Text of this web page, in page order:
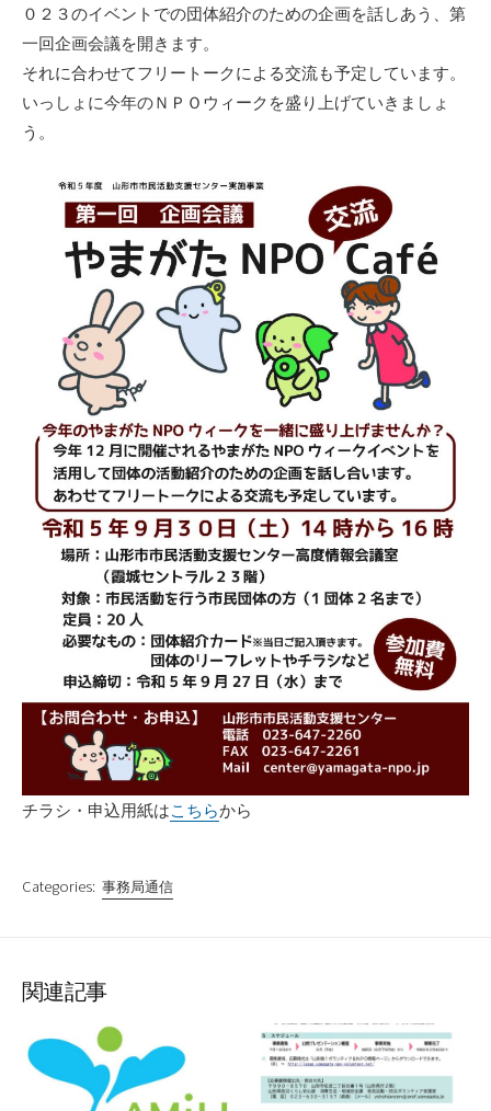
０２３のイベントでの団体紹介のための企画を話しあう、第
一回企画会議を開きます。
それに合わせてフリートークによる交流も予定しています。
いっしょに今年のＮＰＯウィークを盛り上げていきましょ
う。
チラシ・申込用紙はこちらから
Categories: 事務局通信
関連記事